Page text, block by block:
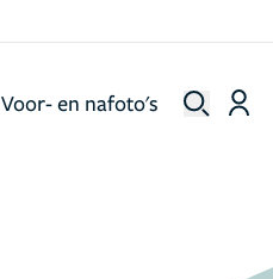
Voor- en nafoto's